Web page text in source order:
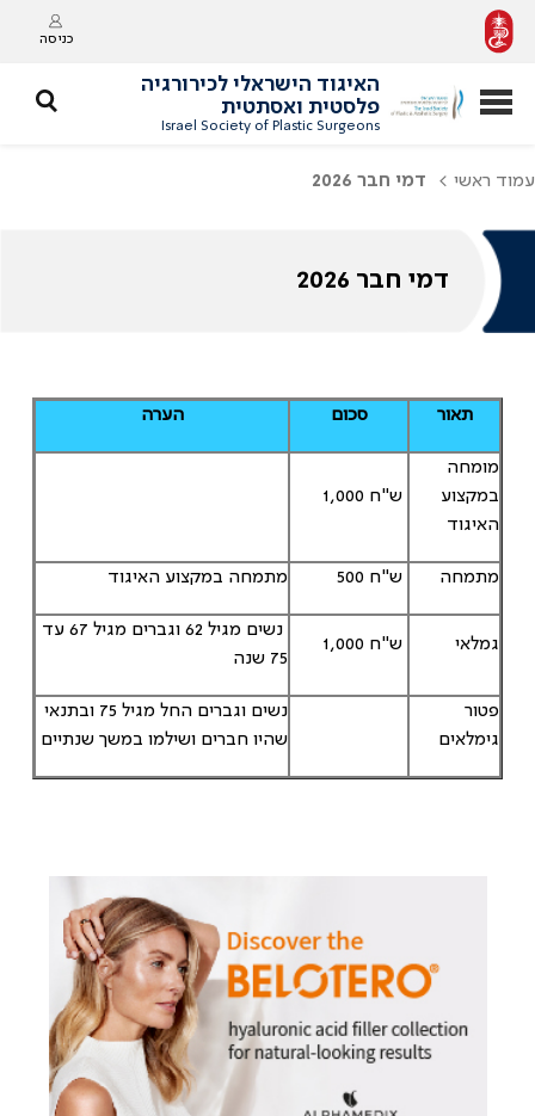
כניסה
האיגוד הישראלי לכירורגיה
פלסטית ואסתטית
Israel Society of Plastic Surgeons
עמוד ראשי דמי חבר 2026
דמי חבר 2026
תאור סכום הערה
מומחה
במקצוע
האיגוד
מתמחה מתמחה במקצוע האיגוד
גמלאי
נשים מגיל 62 וגברים מגיל 67 עד
75 שנה
פטור
גימלאים
נשים וגברים החל מגיל 75 ובתנאי
שהיו חברים ושילמו במשך שנתיים